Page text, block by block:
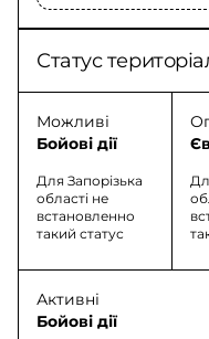
Статус
Можливі
Бойові дії
Для Запорізька
області не
встановленно
такий статус
Активні
Бойові дії